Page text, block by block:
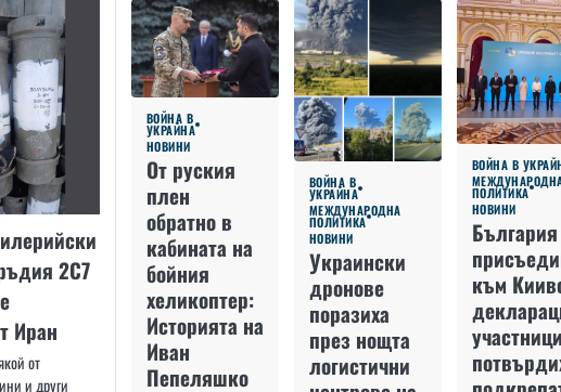
2С7
Иран
от
и други
ВОЙНА В
УКРАЙНА
НОВИНИ
От руския
плен
обратно в
кабината на
бойния
хеликоптер:
Историята на
Иван
Пепеляшко
ВОЙНА В
УКРАЙНА
МЕЖДУНАРОДНА
ПОЛИТИКА
НОВИНИ
Украински
дронове
поразиха
през нощта
логистични
ВОЙНА В
ПОЛИТИКА
НОВИНИ
към